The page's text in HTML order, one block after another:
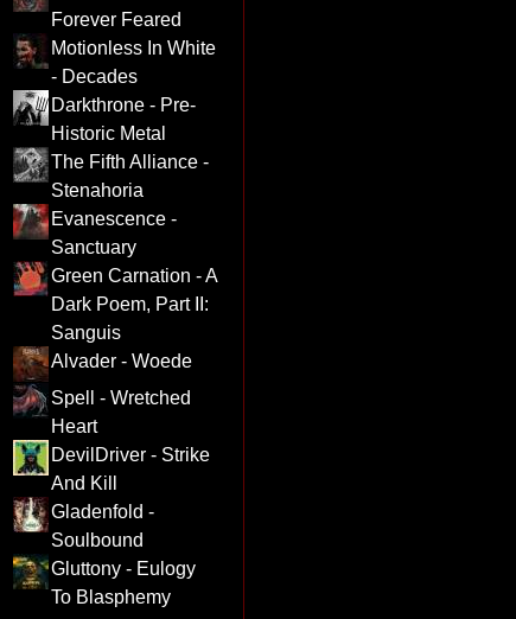
Forever Feared
Motionless In White
- Decades
Darkthrone - Pre-
Historic Metal
The Fifth Alliance -
Stenahoria
Evanescence -
Sanctuary
Green Carnation - A
Dark Poem, Part II:
Sanguis
Alvader - Woede
Spell - Wretched
Heart
DevilDriver - Strike
And Kill
Gladenfold -
Soulbound
Gluttony - Eulogy
To Blasphemy